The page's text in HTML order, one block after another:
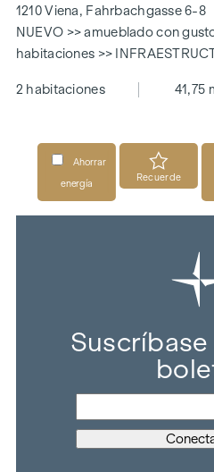
1210 Viena, Fahrbachgasse 6-8
NUEVO >> amueblado con
habitaciones >>
2 habitaciones 41,75
Ahorrar
energía
Recuerde